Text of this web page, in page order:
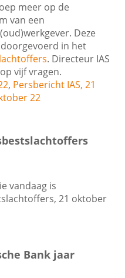
meer op de
van een
Deze
in het
. Directeur IAS
vijf vragen.
, Persbericht IAS, 21
22
vandaag is
21 oktober
Bank jaar